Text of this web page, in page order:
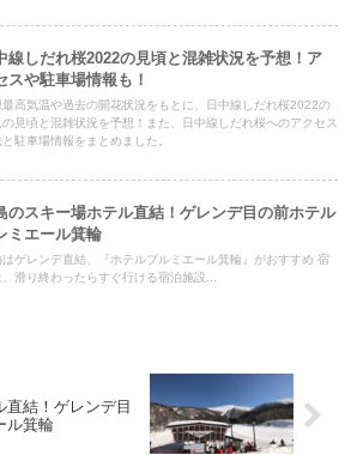
線しだれ桜2022の見頃と混雑状況を予想！ア
スや駐車場情報も！
最高気温や過去の開花状況をもとに、日中線しだれ桜2022の
の見頃と混雑状況を予想！また、日中線しだれ桜へのアクセス
駐車場情報をまとめました。
のスキー場ホテル直結！ゲレンデ目の前ホテル
ミエール箕輪
はゲレンデ直結、『ホテルプルミエール箕輪』がおすすめ 宿
滑り終わったらすぐ行ける宿泊施設...
結！ゲレンデ目
ル箕輪